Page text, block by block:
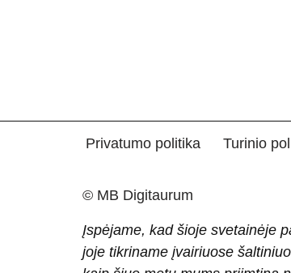
Privatumo politika Turinio
© MB Digitaurum
Įspėjame, kad šioje svetainėje
joje tikriname įvairiuose